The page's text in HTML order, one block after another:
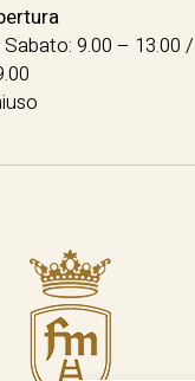
9.00 – 13.00 /